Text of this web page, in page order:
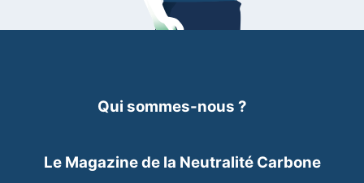
Qui sommes-nous ?
Le Magazine de la Neutralité Carbone